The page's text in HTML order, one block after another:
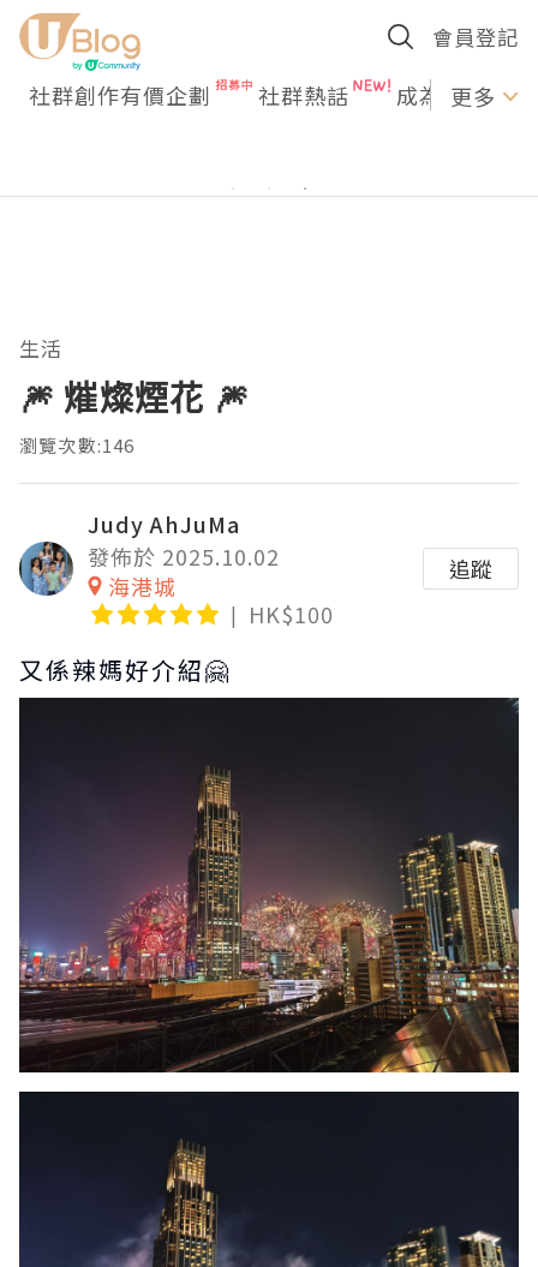
會員登記
社群創作有價企劃 社群熱話 成為U更多
生活
🎆 熣燦煙花 🎆
瀏覽次數:146
Judy AhJuMa
發佈於 2025.10.02
海港城
HK$100
追蹤
又係辣媽好介紹🤗